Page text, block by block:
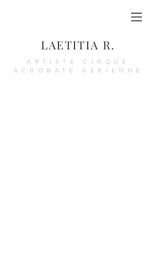
LAETITIA R.
ARTISTE CIRQUE
ACROBATE AERIENNE